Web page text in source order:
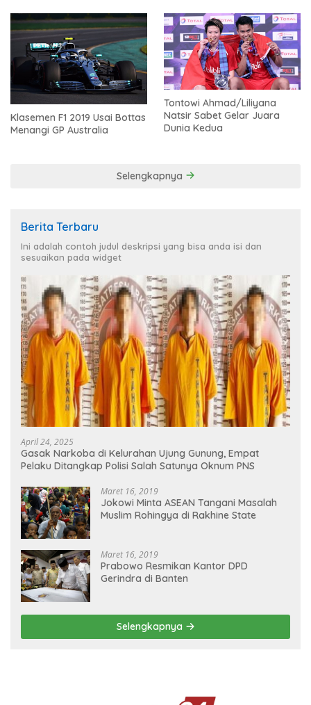
Klasemen F1 2019 Usai Bottas
Menangi GP Australia
Tontowi Ahmad/Liliyana
Natsir Sabet Gelar Juara
Dunia Kedua
Selengkapnya
Berita Terbaru
Ini adalah contoh judul deskripsi yang bisa anda isi dan
sesuaikan pada widget
April 24, 2025
Gasak Narkoba di Kelurahan Ujung Gunung, Empat
Pelaku Ditangkap Polisi Salah Satunya Oknum PNS
Maret 16, 2019
Jokowi Minta ASEAN Tangani Masalah
Muslim Rohingya di Rakhine State
Maret 16, 2019
Prabowo Resmikan Kantor DPD
Gerindra di Banten
Selengkapnya